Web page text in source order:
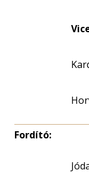
Fordító: